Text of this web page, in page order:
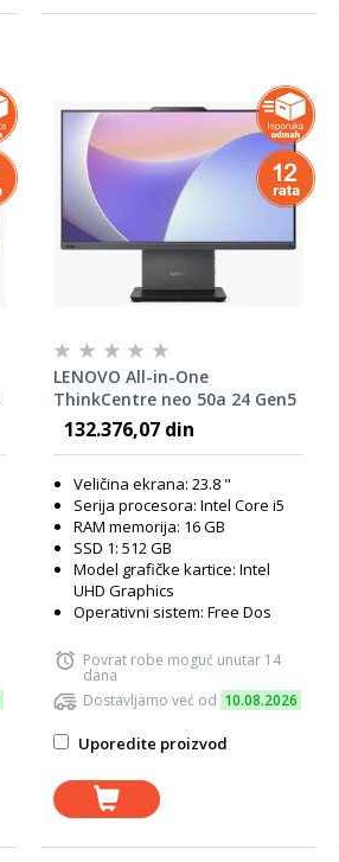
LENOVO All-in-One
ThinkCentre neo 50a 24 Gen5
- Intel Core i7 13620H; 16GB
RAM; 512GB SSD; 23.8" Full HD;
P/N: 12SC000RYA
132.376,07 din
Veličina ekrana: 23.8 "
Serija procesora: Intel Core i5
RAM memorija: 16 GB
SSD 1: 512 GB
Model grafičke kartice: Intel
UHD Graphics
Operativni sistem: Free Dos
Povrat robe moguć unutar 14
dana
Dostavljamo već od 10.08.2026
Uporedite proizvod